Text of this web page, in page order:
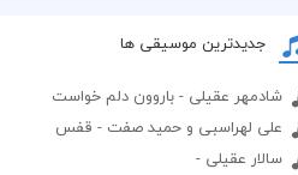
جدیدترین موسیقی ها
شادمهر عقیلی - باروون دلم خواست
علی لهراسبی و حمید صفت - قفس
سالار عقیلی -